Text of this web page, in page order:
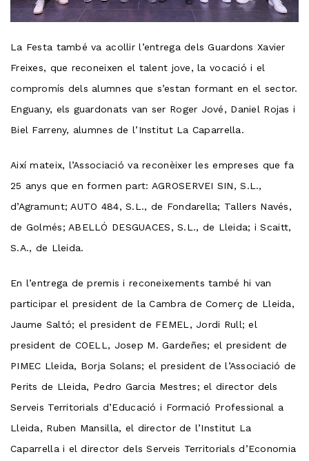
La Festa també va acollir l’entrega dels Guardons Xavier
Freixes, que reconeixen el talent jove, la vocació i el
compromís dels alumnes que s’estan formant en el sector.
Enguany, els guardonats van ser Roger Jové, Daniel Rojas i
Biel Farreny, alumnes de l’Institut La Caparrella.
Així mateix, l’Associació va reconèixer les empreses que fa
25 anys que en formen part: AGROSERVEI SIN, S.L.,
d’Agramunt; AUTO 484, S.L., de Fondarella; Tallers Navés,
de Golmés; ABELLÓ DESGUACES, S.L., de Lleida; i Scaitt,
S.A., de Lleida.
En l’entrega de premis i reconeixements també hi van
participar el president de la Cambra de Comerç de Lleida,
Jaume Saltó; el president de FEMEL, Jordi Rull; el
president de COELL, Josep M. Gardeñes; el president de
PIMEC Lleida, Borja Solans; el president de l’Associació de
Perits de Lleida, Pedro Garcia Mestres; el director dels
Serveis Territorials d’Educació i Formació Professional a
Lleida, Ruben Mansilla, el director de l’Institut La
Caparrella i el director dels Serveis Territorials d’Economia